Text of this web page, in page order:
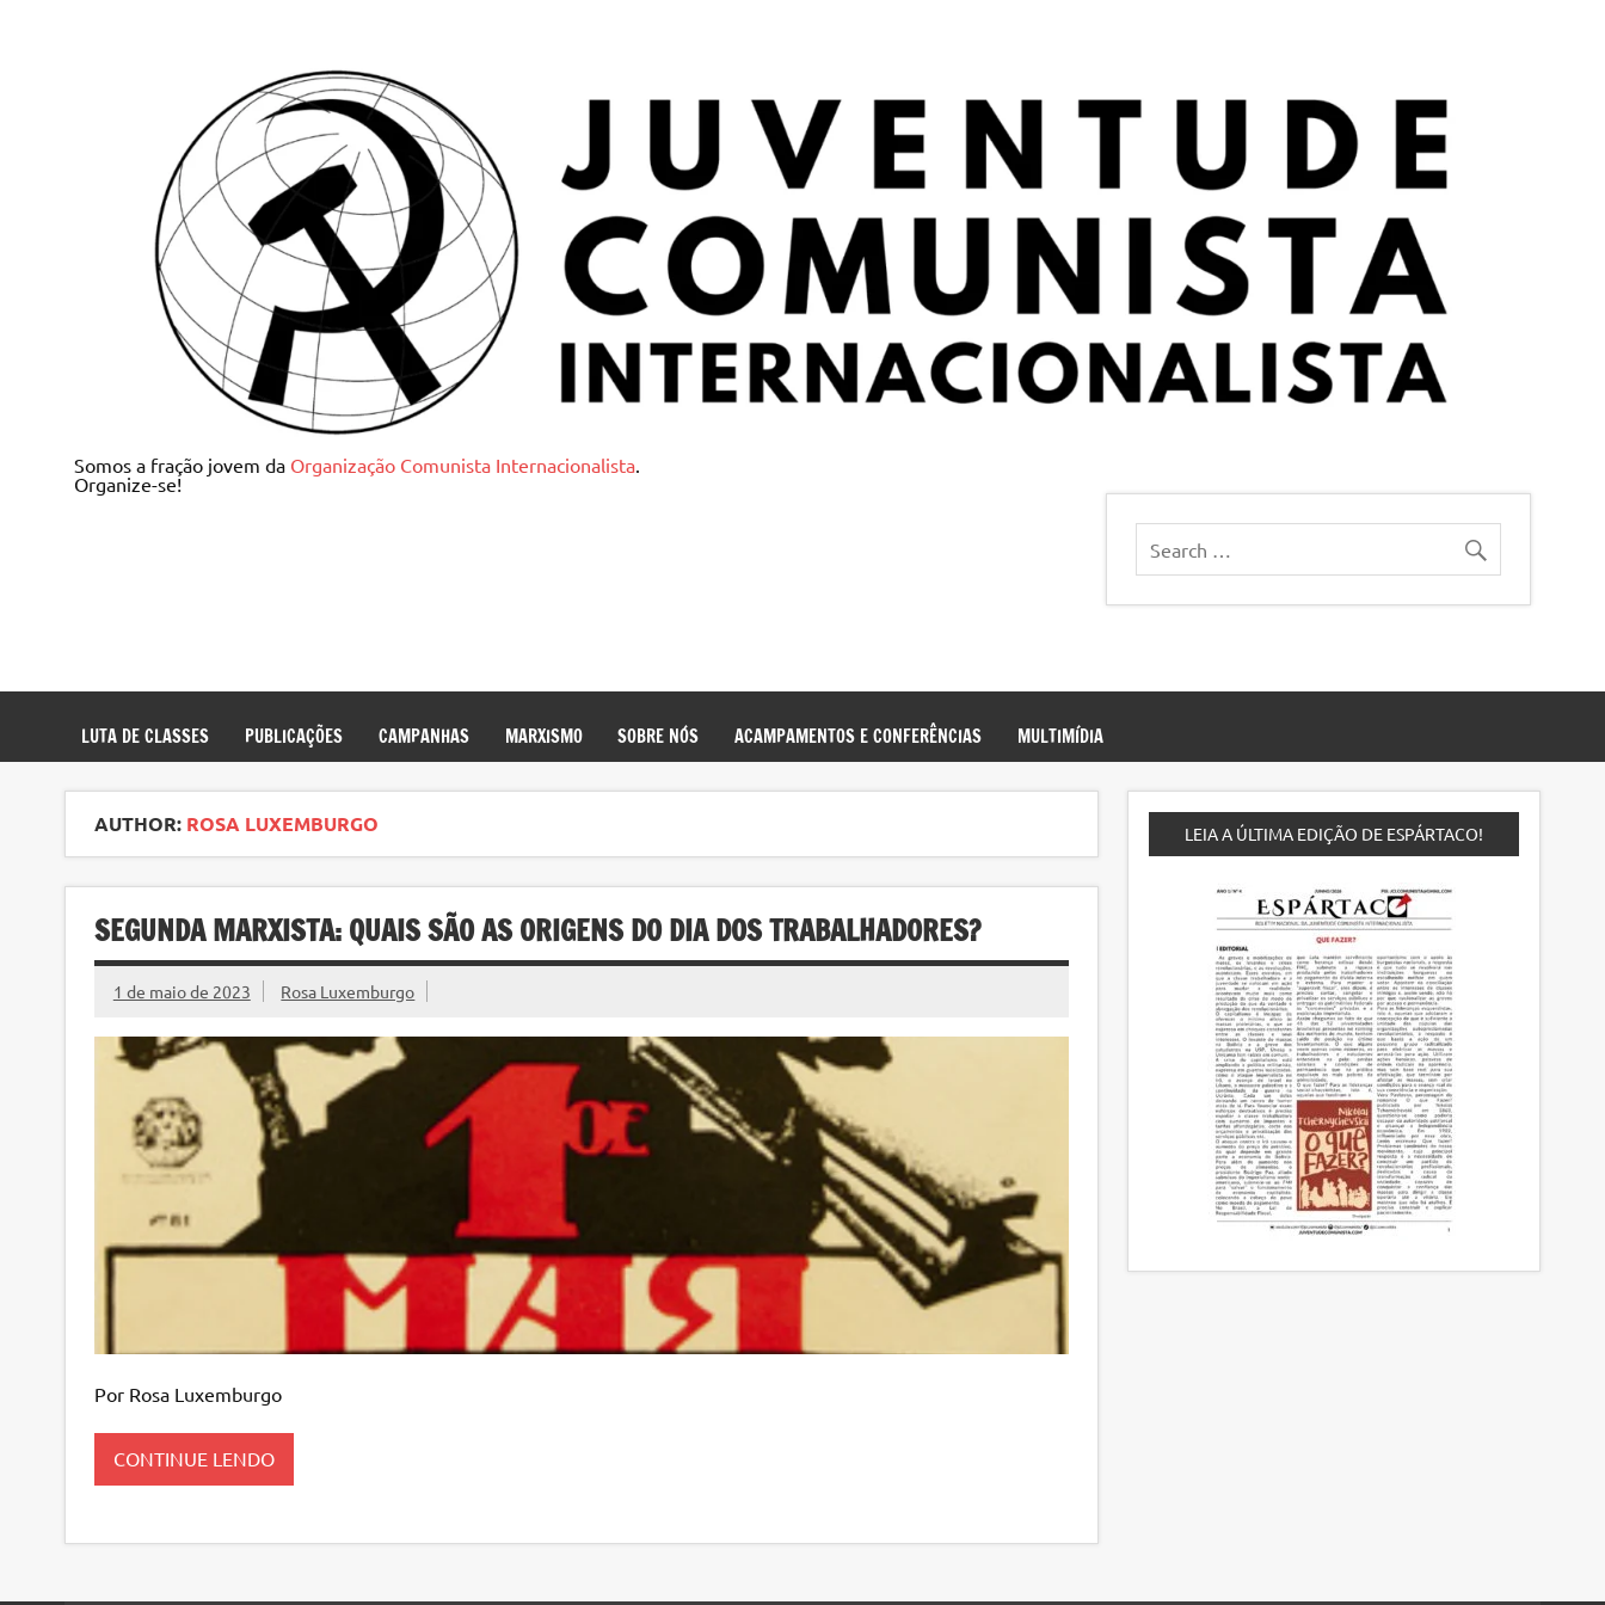
Juventude Comunista Internacionalista
Somos a fração jovem da Organização Comunista Internacionalista.
Organize-se!
LUTA DE CLASSES PUBLICAÇÕES CAMPANHAS MARXISMO SOBRE NÓS ACAMPAMENTOS E CONFERÊNCIAS MULTIMÍDIA
AUTHOR: ROSA LUXEMBURGO
SEGUNDA MARXISTA: QUAIS SÃO AS ORIGENS DO DIA DOS TRABALHADORES?
1 de maio de 2023 Rosa Luxemburgo
Por Rosa Luxemburgo
CONTINUE LENDO
LEIA A ÚLTIMA EDIÇÃO DE ESPÁRTACO!